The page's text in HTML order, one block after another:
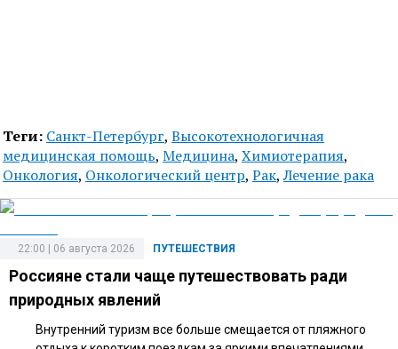
Теги: Санкт-Петербург, Высокотехнологичная
медицинская помощь, Медицина, Химиотерапия,
Онкология, Онкологический центр, Рак,Лечение рака
ПУТЕШЕСТВИЯ
22:00 | 06 августа 2026
Россияне стали чаще путешествовать ради
природных явлений
Внутренний туризм все больше смещается от пляжного